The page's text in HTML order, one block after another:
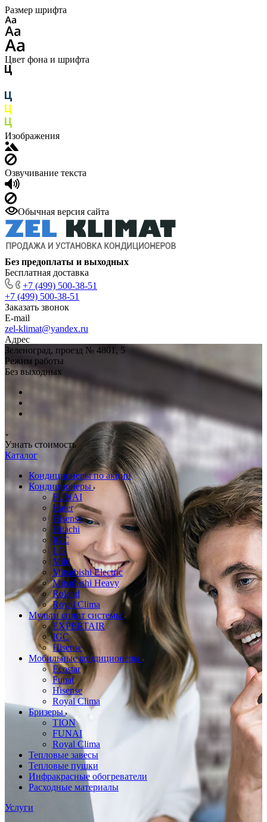
Размер шрифта
Цвет фона и шрифта
Изображения
Озвучивание текста
Обычная версия сайта
Без предоплаты и выходных
Бесплатная доставка
+7 (499) 500-38-51
+7 (499) 500-38-51
Заказать звонок
E-mail
zel-klimat@yandex.ru
Адрес
Зеленоград, проезд № 4801, 5
Режим работы
Без выходных
Узнать стоимость
Каталог
Кондиционеры по акции
Кондиционеры
FUNAI
Haier
Hisense
Hitachi
IGC
LG
Mild
Mitsubishi Electric
Mitsubishi Heavy
Roland
Royal Clima
Мульти сплит системы
EXPERTAIR
IGC
Hisense
Мобильные кондиционеры
Ecostar
Funai
Hisense
Royal Clima
Бризеры
TION
FUNAI
Royal Clima
Тепловые завесы
Тепловые пушки
Инфракрасные обогреватели
Расходные материалы
Услуги